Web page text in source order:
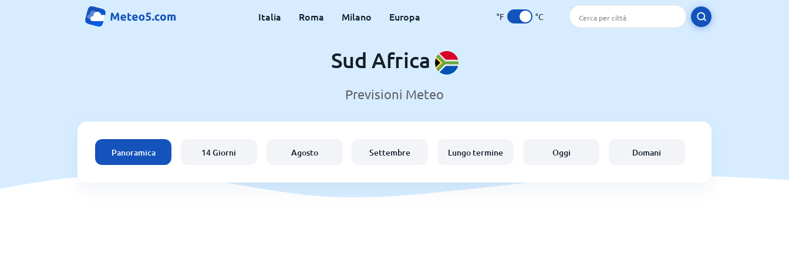
Italia Roma Milano Europa °F °C
Sud Africa
Previsioni Meteo
Panoramica 14 Giorni Agosto Settembre Lungo termine Oggi Domani